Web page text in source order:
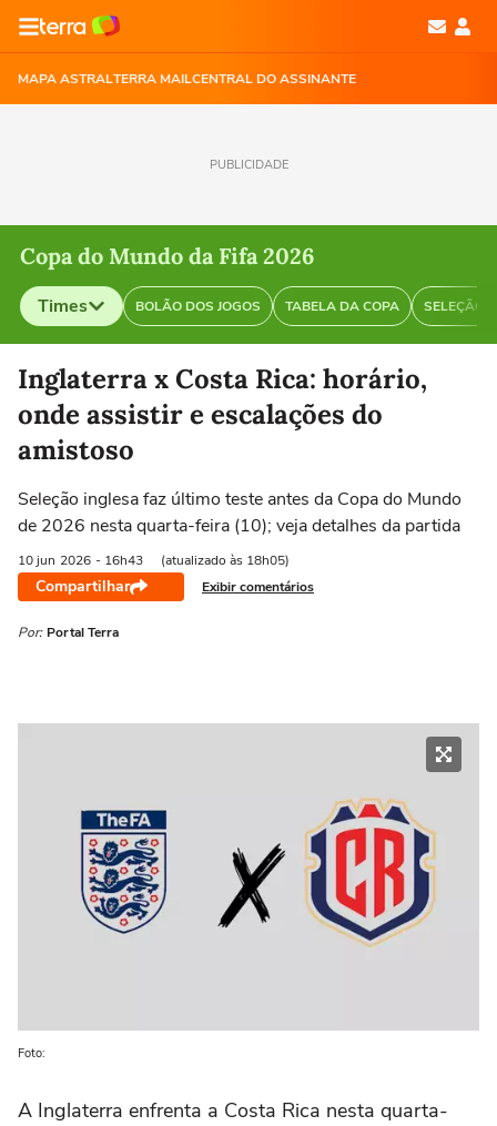
MAPA ASTRALTERRA MAILCENTRAL DO ASSINANTE
PUBLICIDADE
Copa do Mundo da Fifa 2026
Times BOLÃO DOS JOGOS TABELA DA COPA SELEÇÃO
Selecione o time para ver as notícias
Inglaterra x Costa Rica: horário,
onde assistir e escalações do
amistoso
Seleção inglesa faz último teste antes da Copa do Mundo
de 2026 nesta quarta-feira (10); veja detalhes da partida
10 jun 2026 - 16h43 (atualizado às 18h05)
Compartilhar Exibir comentários
Por: Portal Terra
Foto:
A Inglaterra enfrenta a Costa Rica nesta quarta-